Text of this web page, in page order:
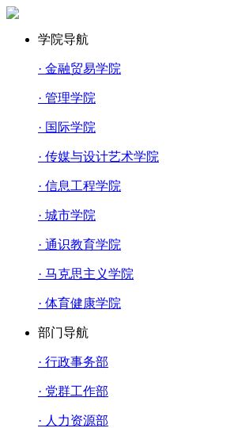
学院导航
· 金融贸易学院
· 管理学院
· 国际学院
· 传媒与设计艺术学院
· 信息工程学院
· 城市学院
· 通识教育学院
· 马克思主义学院
· 体育健康学院
部门导航
· 行政事务部
· 党群工作部
· 人力资源部